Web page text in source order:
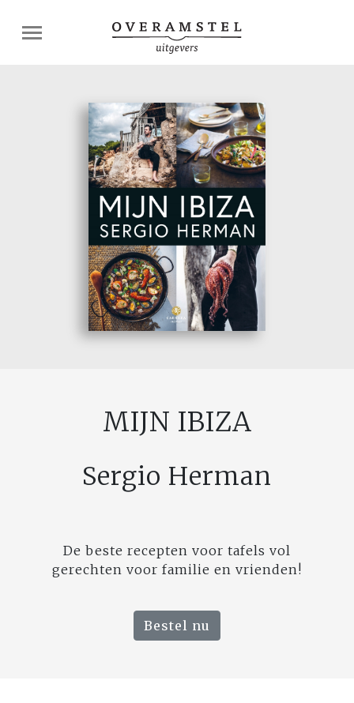
MIJN IBIZA
Sergio Herman
De beste recepten voor tafels vol
gerechten voor familie en vrienden!
Bestel nu